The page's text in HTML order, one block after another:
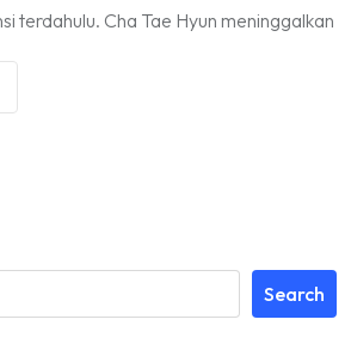
terdahulu. Cha Tae Hyun meninggalkan
Search